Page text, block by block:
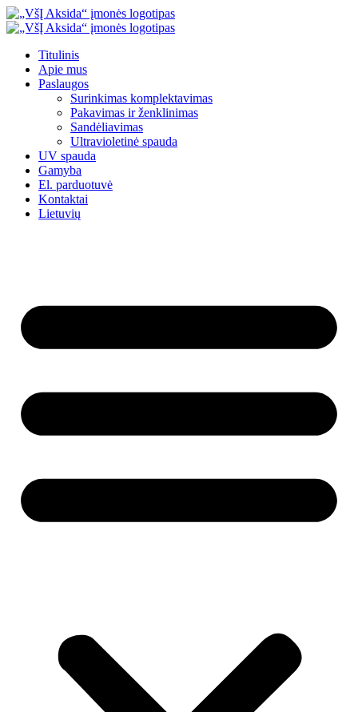
Eiti
prie
Titulinis
Apie mus
Paslaugos
Surinkimas komplektavimas
Pakavimas ir ženklinimas
Sandėliavimas
Ultravioletinė spauda
UV spauda
Gamyba
El. parduotuvė
Kontaktai
Lietuvių